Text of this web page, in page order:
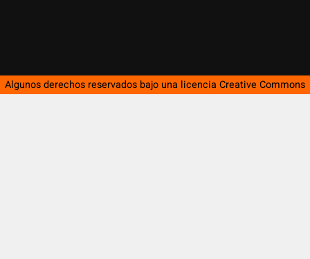
Algunos derechos reservados bajo una licencia Creative Commons